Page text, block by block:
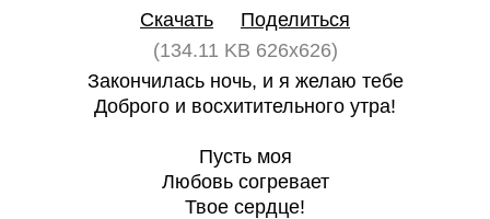
Скачать
Поделиться
(134.11 KB 626x626)
Закончилась ночь, и я желаю тебе
Доброго и восхитительного утра!
Пусть моя
Любовь согревает
Твое сердце!